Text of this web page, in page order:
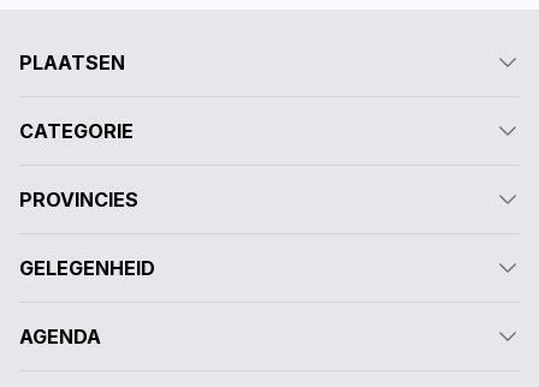
PLAATSEN
CATEGORIE
PROVINCIES
GELEGENHEID
AGENDA